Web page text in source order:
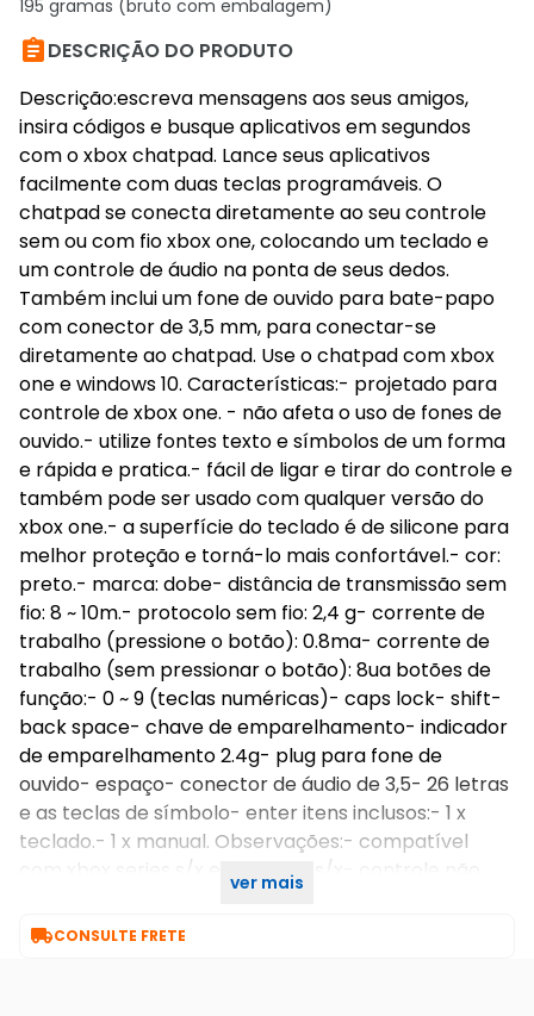
195 gramas (bruto com embalagem)
DESCRIÇÃO DO PRODUTO
Descrição:escreva mensagens aos seus amigos,
insira códigos e busque aplicativos em segundos
com o xbox chatpad. Lance seus aplicativos
facilmente com duas teclas programáveis. O
chatpad se conecta diretamente ao seu controle
sem ou com fio xbox one, colocando um teclado e
um controle de áudio na ponta de seus dedos.
Também inclui um fone de ouvido para bate-papo
com conector de 3,5 mm, para conectar-se
diretamente ao chatpad. Use o chatpad com xbox
one e windows 10. Características:- projetado para
controle de xbox one. - não afeta o uso de fones de
ouvido.- utilize fontes texto e símbolos de um forma
e rápida e pratica.- fácil de ligar e tirar do controle e
também pode ser usado com qualquer versão do
xbox one.- a superfície do teclado é de silicone para
melhor proteção e torná-lo mais confortável.- cor:
preto.- marca: dobe- distância de transmissão sem
fio: 8 ~ 10m.- protocolo sem fio: 2,4 g- corrente de
trabalho (pressione o botão): 0.8ma- corrente de
trabalho (sem pressionar o botão): 8ua botões de
função:- 0 ~ 9 (teclas numéricas)- caps lock- shift-
back space- chave de emparelhamento- indicador
de emparelhamento 2.4g- plug para fone de
ouvido- espaço- conector de áudio de 3,5- 26 letras
e as teclas de símbolo- enter itens inclusos:- 1 x
teclado.- 1 x manual. Observações:- compatível
com xbox series s/x e xbox one s/x- controle não
ver mais
CONSULTE FRETE